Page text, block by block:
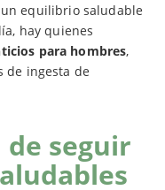
equilibrio saludable
hay quienes
para hombres,
de ingesta de
seguir